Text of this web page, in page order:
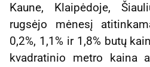
Kaune, Klaipėdoje,
rugsėjo mėnesį
0,2%, 1,1% ir 1,8% butų
kvadratinio metro kaina